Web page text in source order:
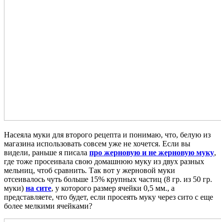
Насеяла муки для второго рецепта и понимаю, что, белую из
магазина использовать совсем уже не хочется. Если вы
видели, раньше я писала про жерновую и не жерновую муку,
где тоже просеивала свою домашнюю муку из двух разных
мельниц, чтоб сравнить. Так вот у жерновой муки
отсеивалось чуть больше 15% крупных частиц (8 гр. из 50 гр.
муки) на сите, у которого размер ячейки 0,5 мм., а
представляете, что будет, если просеять муку через сито с еще
более мелкими ячейками?